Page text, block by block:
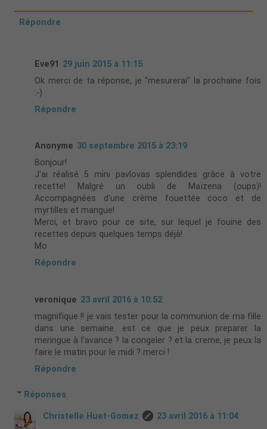
Répondre
Eve91 29 juin 2015 à 11:15
Ok merci de ta réponse, je "mesurerai" la prochaine fois
:-)
Répondre
Anonyme 30 septembre 2015 à 23:19
Bonjour!
J'ai réalisé 5 mini pavlovas splendides grâce à votre
recette! Malgré un oubli de Maïzena (oups)!
Accompagnées d'une crème fouettée coco et de
myrtilles et mangue!
Merci, et bravo pour ce site, sur lequel je fouine des
recettes depuis quelques temps déjà!
Mo
Répondre
veronique 23 avril 2016 à 10:52
magnifique !! je vais tester pour la communion de ma fille
dans une semaine. est ce que je peux preparer la
meringue à l'avance ? la congeler ? et la creme, je peux la
faire le matin pour le midi ? merci !
Répondre
Réponses
Christelle Huet-Gomez
23 avril 2016 à 11:04